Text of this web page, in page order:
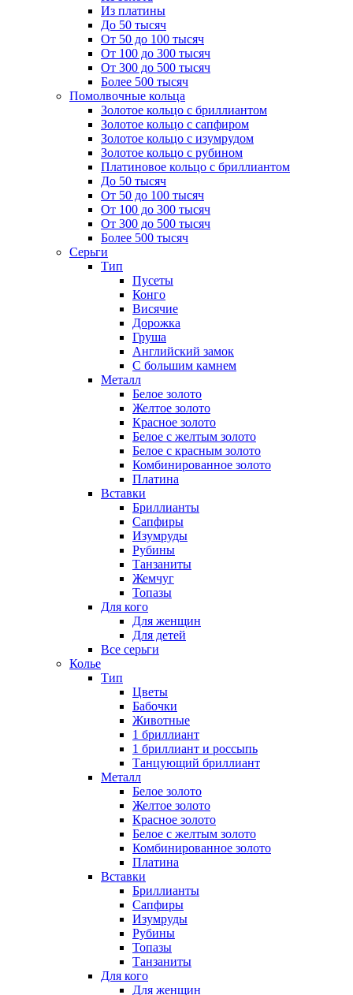
Из платины
До 50 тысяч
От 50 до 100 тысяч
От 100 до 300 тысяч
От 300 до 500 тысяч
Более 500 тысяч
Помолвочные кольца
Золотое кольцо с бриллиантом
Золотое кольцо с сапфиром
Золотое кольцо с изумрудом
Золотое кольцо с рубином
Платиновое кольцо с бриллиантом
До 50 тысяч
От 50 до 100 тысяч
От 100 до 300 тысяч
От 300 до 500 тысяч
Более 500 тысяч
Серьги
Тип
Пусеты
Конго
Висячие
Дорожка
Груша
Английский замок
С большим камнем
Металл
Белое золото
Желтое золото
Красное золото
Белое с желтым золото
Белое с красным золото
Комбинированное золото
Платина
Вставки
Бриллианты
Сапфиры
Изумруды
Рубины
Танзаниты
Жемчуг
Топазы
Для кого
Для женщин
Для детей
Все серьги
Колье
Тип
Цветы
Бабочки
Животные
1 бриллиант
1 бриллиант и россыпь
Танцующий бриллиант
Металл
Белое золото
Желтое золото
Красное золото
Белое с желтым золото
Комбинированное золото
Платина
Вставки
Бриллианты
Сапфиры
Изумруды
Рубины
Топазы
Танзаниты
Для кого
Для женщин